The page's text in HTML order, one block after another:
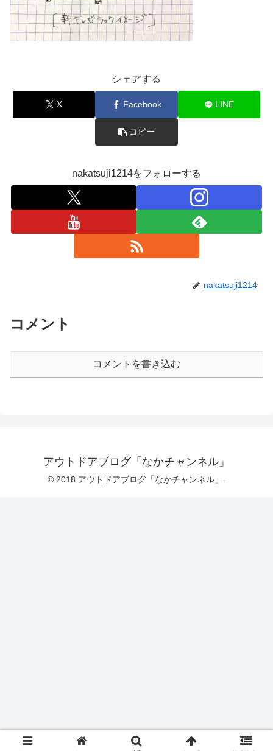
シェアする
X Facebook LINE
コピー
nakatsuji1214をフォローする
nakatsuji1214
コメント
コメントを書き込む
アウトドアブログ「なかチャンネル」
© 2018 アウトドアブログ「なかチャンネル」.